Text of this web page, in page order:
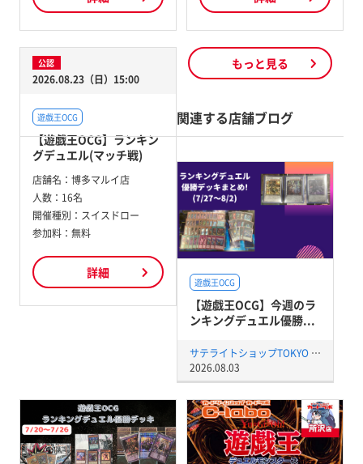
公認
2026.08.23（日）15:00
遊戯王OCG
【遊戯王OCG】ランキン
グデュエル(マッチ戦)
店舗名： 博多マルイ店
人数： 16名
開催種別： スイスドロー
参加料： 無料
詳細
もっと見る
関連する店舗ブログ
遊戯王OCG
【遊戯王OCG】今週のラ
ンキングデュエル優勝...
サテライトショップTOKYO 秋葉原店
2026.08.03